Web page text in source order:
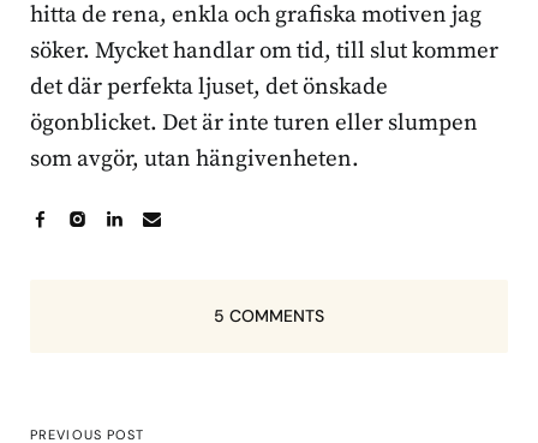
hitta de rena, enkla och grafiska motiven jag
söker. Mycket handlar om tid, till slut kommer
det där perfekta ljuset, det önskade
ögonblicket. Det är inte turen eller slumpen
som avgör, utan hängivenheten.
5 COMMENTS
PREVIOUS POST